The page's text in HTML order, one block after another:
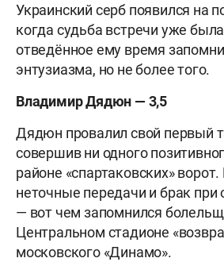
Украинский серб появился на
когда судьба встречи уже
отведённое ему время
энтузиазма, но не более того.
Владимир Дядюн — 3,5
Дядюн провалил свой первый
совершив ни одного
районе «спартаковских»
неточные передачи и брак при
— вот чем запомнился
Центральном стадионе
московского «Динамо».